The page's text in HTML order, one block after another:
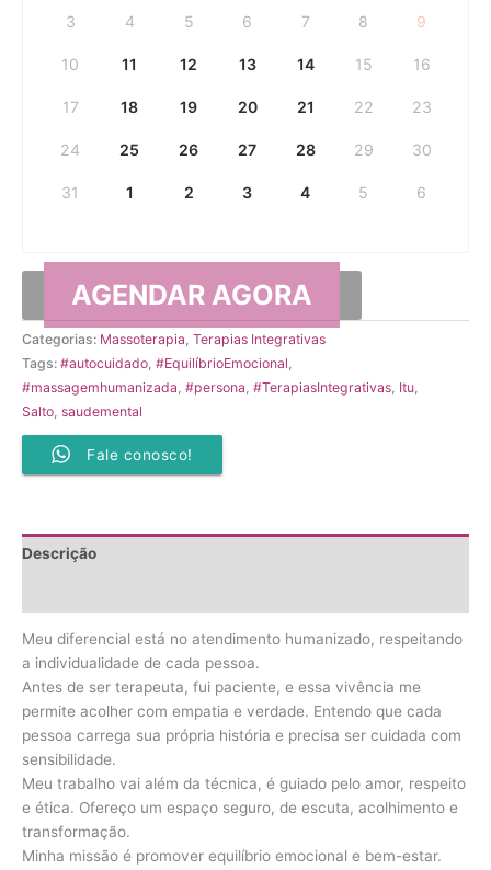
3 4 5 6 7 8 9
10 11 12 13 14 15 16
17 18 19 20 21 22 23
24 25 26 27 28 29 30
31 1 2 3 4 5 6
Categorias: Massoterapia Terapias Integrativas
Tags: #autocuidado #EquilíbrioEmocional
#massagemhumanizada #persona #TerapiasIntegrativas Itu
Salto saudemental
Fale conosco!
Descrição
Meu diferencial está no atendimento humanizado, respeitando
a individualidade de cada pessoa.
Antes de ser terapeuta, fui paciente, e essa vivência me
permite acolher com empatia e verdade. Entendo que cada
pessoa carrega sua própria história e precisa ser cuidada com
sensibilidade.
Meu trabalho vai além da técnica, é guiado pelo amor, respeito
e ética. Ofereço um espaço seguro, de escuta, acolhimento e
transformação.
Minha missão é promover equilíbrio emocional e bem-estar.